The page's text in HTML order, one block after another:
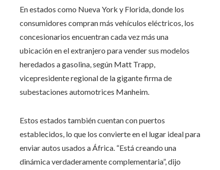
En estados como Nueva York y Florida, donde los
consumidores compran más vehículos eléctricos, los
concesionarios encuentran cada vez más una
ubicación en el extranjero para vender sus modelos
heredados a gasolina, según Matt Trapp,
vicepresidente regional de la gigante firma de
subestaciones automotrices Manheim.
Estos estados también cuentan con puertos
establecidos, lo que los convierte en el lugar ideal para
enviar autos usados ​​a África. “Está creando una
dinámica verdaderamente complementaria”, dijo